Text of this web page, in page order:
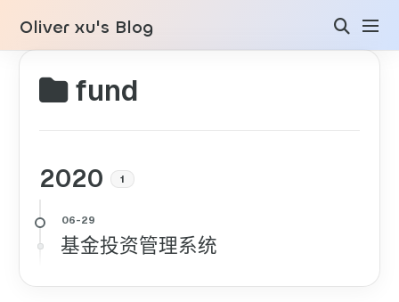
Oliver xu's Blog
fund
2020 1
基金投资管理系统